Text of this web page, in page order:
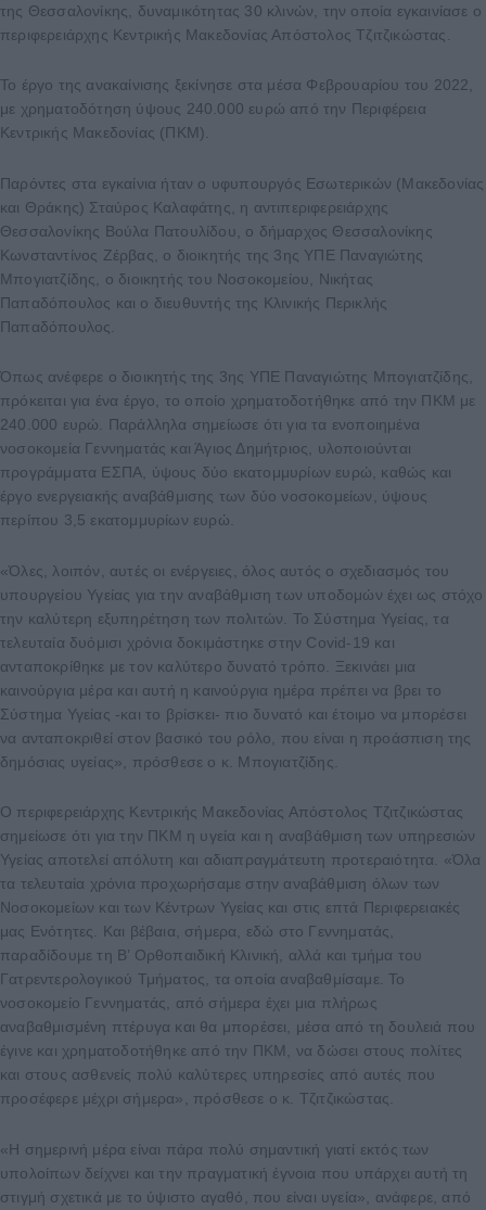
της Θεσσαλονίκης, δυναμικότητας 30 κλινών, την οποία εγκαινίασε ο
περιφερειάρχης Κεντρικής Μακεδονίας Απόστολος Τζιτζικώστας.
Το έργο της ανακαίνισης ξεκίνησε στα μέσα Φεβρουαρίου του 2022,
με χρηματοδότηση ύψους 240.000 ευρώ από την Περιφέρεια
Κεντρικής Μακεδονίας (ΠΚΜ).
Παρόντες στα εγκαίνια ήταν ο υφυπουργός Εσωτερικών (Μακεδονίας
και Θράκης) Σταύρος Καλαφάτης, η αντιπεριφερειάρχης
Θεσσαλονίκης Βούλα Πατουλίδου, ο δήμαρχος Θεσσαλονίκης
Κωνσταντίνος Ζέρβας, ο διοικητής της 3ης ΥΠΕ Παναγιώτης
Μπογιατζίδης, ο διοικητής του Νοσοκομείου, Νικήτας
Παπαδόπουλος και ο διευθυντής της Κλινικής Περικλής
Παπαδόπουλος.
Όπως ανέφερε ο διοικητής της 3ης ΥΠΕ Παναγιώτης Μπογιατζίδης,
πρόκειται για ένα έργο, το οποίο χρηματοδοτήθηκε από την ΠΚΜ με
240.000 ευρώ. Παράλληλα σημείωσε ότι για τα ενοποιημένα
νοσοκομεία Γεννηματάς και Άγιος Δημήτριος, υλοποιούνται
προγράμματα ΕΣΠΑ, ύψους δύο εκατομμυρίων ευρώ, καθώς και
έργο ενεργειακής αναβάθμισης των δύο νοσοκομείων, ύψους
περίπου 3,5 εκατομμυρίων ευρώ.
«Όλες, λοιπόν, αυτές οι ενέργειες, όλος αυτός ο σχεδιασμός του
υπουργείου Υγείας για την αναβάθμιση των υποδομών έχει ως στόχο
την καλύτερη εξυπηρέτηση των πολιτών. Το Σύστημα Υγείας, τα
τελευταία δυόμισι χρόνια δοκιμάστηκε στην Covid-19 και
ανταποκρίθηκε με τον καλύτερο δυνατό τρόπο. Ξεκινάει μια
καινούργια μέρα και αυτή η καινούργια ημέρα πρέπει να βρει το
Σύστημα Υγείας -και το βρίσκει- πιο δυνατό και έτοιμο να μπορέσει
να ανταποκριθεί στον βασικό του ρόλο, που είναι η προάσπιση της
δημόσιας υγείας», πρόσθεσε ο κ. Μπογιατζίδης.
Ο περιφερειάρχης Κεντρικής Μακεδονίας Απόστολος Τζιτζικώστας
σημείωσε ότι για την ΠΚΜ η υγεία και η αναβάθμιση των υπηρεσιών
Υγείας αποτελεί απόλυτη και αδιαπραγμάτευτη προτεραιότητα. «Όλα
τα τελευταία χρόνια προχωρήσαμε στην αναβάθμιση όλων των
Νοσοκομείων και των Κέντρων Υγείας και στις επτά Περιφερειακές
μας Ενότητες. Και βέβαια, σήμερα, εδώ στο Γεννηματάς,
παραδίδουμε τη Β’ Ορθοπαιδική Κλινική, αλλά και τμήμα του
Γατρεντερολογικού Τμήματος, τα οποία αναβαθμίσαμε. Το
νοσοκομείο Γεννηματάς, από σήμερα έχει μια πλήρως
αναβαθμισμένη πτέρυγα και θα μπορέσει, μέσα από τη δουλειά που
έγινε και χρηματοδοτήθηκε από την ΠΚΜ, να δώσει στους πολίτες
και στους ασθενείς πολύ καλύτερες υπηρεσίες από αυτές που
προσέφερε μέχρι σήμερα», πρόσθεσε ο κ. Τζιτζικώστας.
«Η σημερινή μέρα είναι πάρα πολύ σημαντική γιατί εκτός των
υπολοίπων δείχνει και την πραγματική έγνοια που υπάρχει αυτή τη
στιγμή σχετικά με το ύψιστο αγαθό, που είναι υγεία», ανάφερε, από